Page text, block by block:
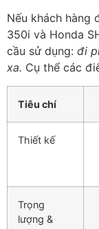
Nếu khách hàng
350i và Honda
cầu sử dụng: đi
xa. Cụ thể các
Tiêu chí
Thiết kế
Trọng
lượng &